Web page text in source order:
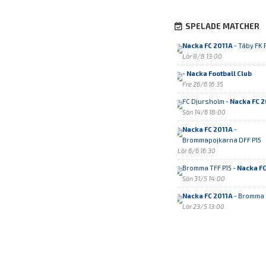
SPELADE MATCHER
Nacka FC 2011A- Täby FK
Lör 8/8 13:00
- Nacka Football Club
Fre 26/6 16:35
FC Djursholm - Nacka FC
Sön 14/6 18:00
Nacka FC 2011A-
Brommapojkarna DFF P15
Lör 6/6 16:30
Bromma TFF P15 - Nacka
Sön 31/5 14:00
Nacka FC 2011A- Bromma
Lör 23/5 13:00